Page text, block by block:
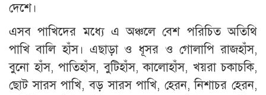
দেশে।
এসব পাখিদের মধ্যে এ অঞ্চলে বেশ পরিচিত অতিথি
পাখি বালি হাঁস। এছাড়া ও ধূসর ও গোলাপি রাজহাঁস,
বুনো হাঁস, পাতিহাঁস, বুটিহাঁস, কালোহাঁস, খয়রা চকাচকি,
ছোট সারস পাখি, বড় সারস পাখি, হেরন, নিশাচর হেরন,